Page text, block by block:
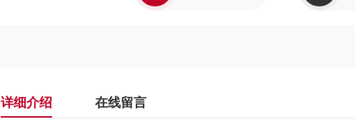
详细介绍 在线留言